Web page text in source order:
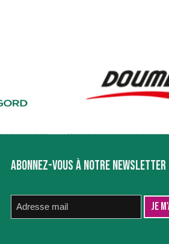
ABONNEZ-VOUS À NOTRE NEWSLETTER